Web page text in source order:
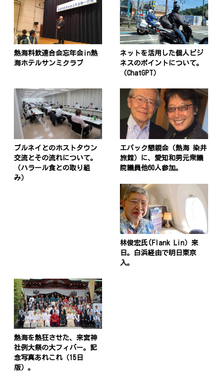
熱海料飲連合会忘年会in熱
海ホテルサンミクラブ
ネットを活用した個人ビジ
ネスのポイントについて。
（ChatGPT）
ブルネイとのホストタウン
交流とその流れについて。
（ハラール食との取り組
み）
エパック懇親会（熱海 染井
旅館）に、愛知和男元衆議
院議員他60人参加。
林俊宏氏(Flank Lin）来
日。白浜経由で明日東京
入。
熱海を熱狂させた、来宮神
社例大祭の大フィバー。記
念写真あれこれ（15日
版）。